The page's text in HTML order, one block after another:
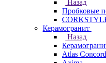
Назад
Пробковые
Керамогранит
Назад
Atlas